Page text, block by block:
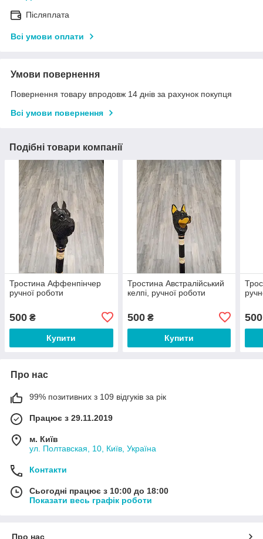
Післяплата
Всі умови оплати
Умови повернення
Повернення товару впродовж 14 днів за рахунок покупця
Всі умови повернення
Подібні товари компанії
Тростина Аффенпінчер
ручної роботи
500 ₴
Купити
Тростина Австралійський
келпі, ручної роботи
500₴
Купити
500
Про нас
99% позитивних з 109 відгуків за рік
Працює з 29.11.2019
м. Київ
ул. Полтавская, 10, Київ, Україна
Контакти
Сьогодні працює з 10:00 до 18:00
Показати весь графік роботи
Про нас